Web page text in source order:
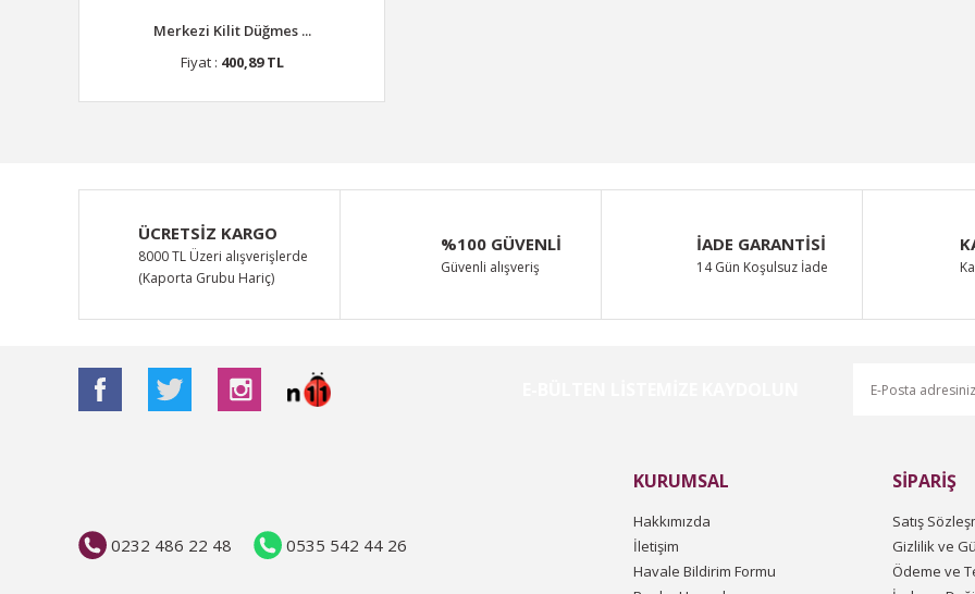
Merkezi Kilit Düğmes ...
Fiyat : 400,89 TL
ÜCRETSİZ KARGO
8000 TL Üzeri alışverişlerde
(Kaporta Grubu Hariç)
%100 GÜVENLİ
Güvenli alışveriş
İADE GARANTİSİ
14 Gün Koşulsuz İade
0232 486 22 48 0535 542 44 26
KURUMSAL
Hakkımızda
İletişim
Havale Bildirim Formu
SİPARİŞ
Satış
Gizlilik ve
Ödeme ve